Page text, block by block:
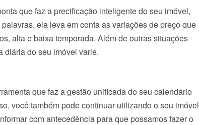
que faz a precificação inteligente do seu imóvel,
ela leva em conta as variações de preço que
alta e baixa temporada. Além de outras situações
diária do seu imóvel varie.
que faz a gestão unificada do seu calendário
você também pode continuar utilizando o seu imóvel
com antecedência para que possamos fazer o